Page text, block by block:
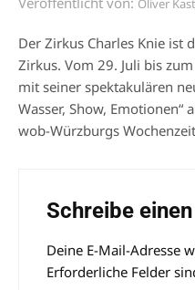
Oliver
Der Zirkus Charles Knie ist
Zirkus. Vom 29. Juli bis
mit seiner spektakulären
Wasser, Show, Emotionen“
wob-Würzburgs
Schreibe
Deine E-Mail-Adresse
Erforderliche Felder
Alternative: